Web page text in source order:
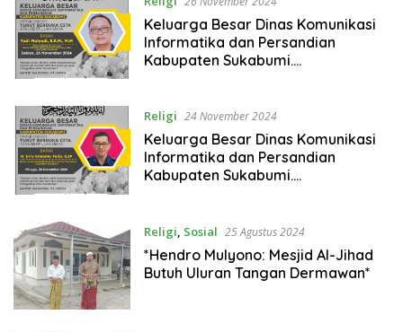
Keluarga Besar Dinas Komunikasi
Informatika dan Persandian
Kabupaten Sukabumi.
Mulyadi S. K. M. H., M. M.
Religi 24 November 2024
Keluarga Besar Dinas Komunikasi
Informatika dan Persandian
Kabupaten Sukabumi.
Religi, Sosial 25 Agustus 2024
*Hendro Mulyono: Mesjid Al-Jihad
Butuh Uluran Tangan Dermawan*